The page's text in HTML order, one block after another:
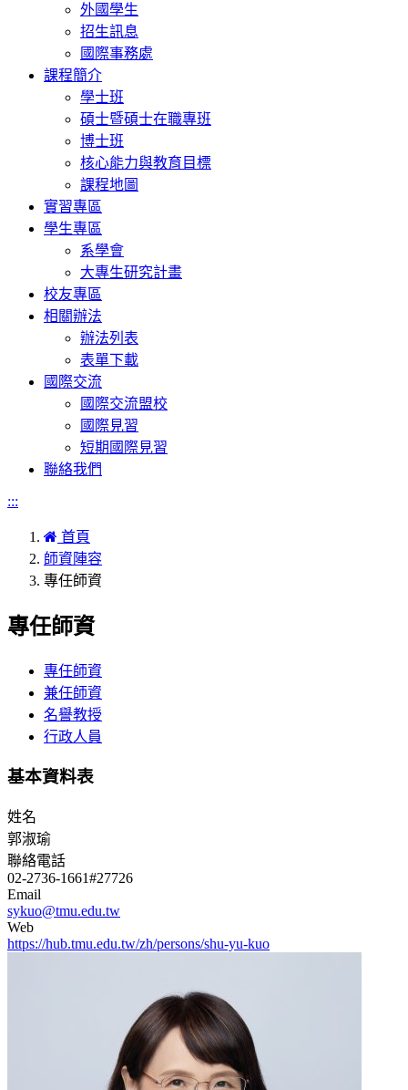
外國學生
招生訊息
國際事務處
課程簡介
學士班
碩士暨碩士在職專班
博士班
核心能力與教育目標
課程地圖
實習專區
學生專區
系學會
大專生研究計畫
校友專區
相關辦法
辦法列表
表單下載
國際交流
國際交流盟校
國際見習
短期國際見習
聯絡我們
:::
首頁
師資陣容
專任師資
專任師資
專任師資
兼任師資
名譽教授
行政人員
基本資料表
姓名
郭淑瑜
聯絡電話
02-2736-1661#27726
Email
sykuo@tmu.edu.tw
Web
https://hub.tmu.edu.tw/zh/persons/shu-yu-kuo